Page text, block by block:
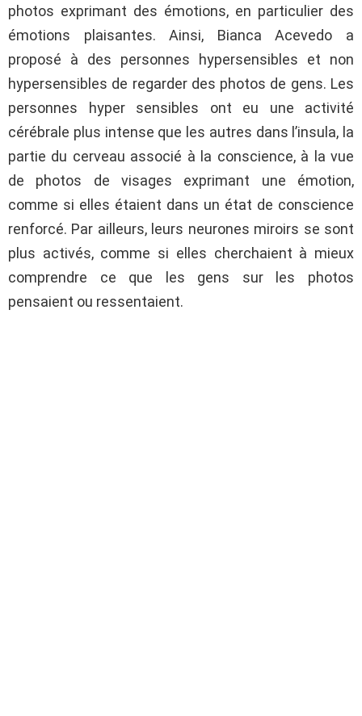
photos exprimant des émotions, en particulier des
émotions plaisantes. Ainsi, Bianca Acevedo a
proposé à des personnes hypersensibles et non
hypersensibles de regarder des photos de gens. Les
personnes hyper sensibles ont eu une activité
cérébrale plus intense que les autres dans l’insula, la
partie du cerveau associé à la conscience, à la vue
de photos de visages exprimant une émotion,
comme si elles étaient dans un état de conscience
renforcé. Par ailleurs, leurs neurones miroirs se sont
plus activés, comme si elles cherchaient à mieux
comprendre ce que les gens sur les photos
pensaient ou ressentaient.